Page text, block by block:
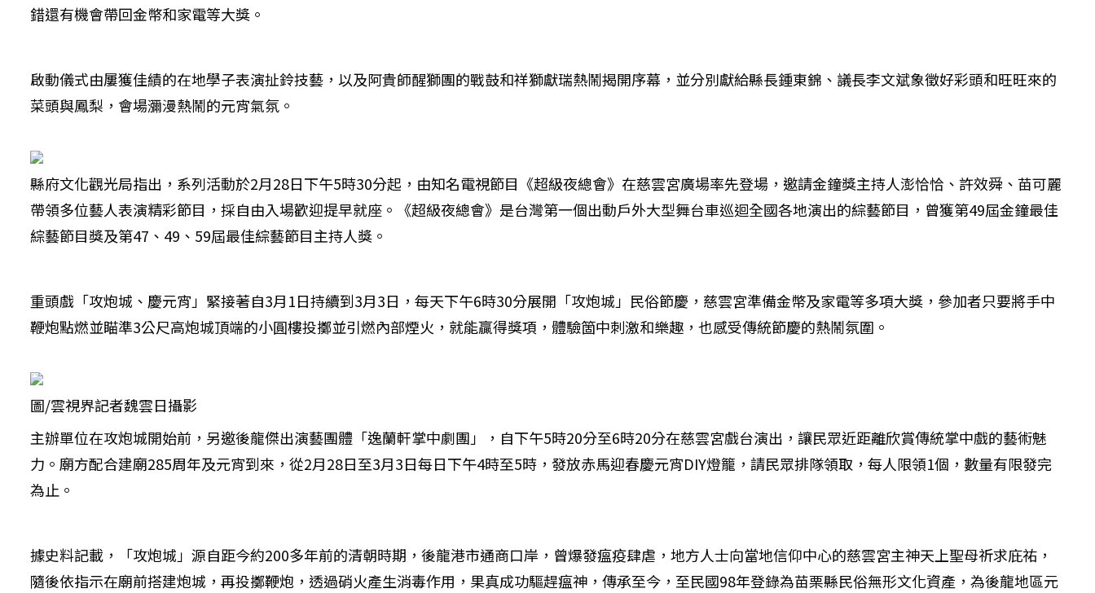
錯還有機會帶回金幣和家電等大獎。
啟動儀式由屢獲佳績的在地學子表演扯鈴技藝，以及阿貴師醒獅團的戰鼓和祥獅獻瑞熱鬧揭開序幕，並分別獻給縣長鍾東錦、議長李文斌象徵好彩頭和旺旺來的
菜頭與鳳梨，會場瀰漫熱鬧的元宵氣氛。
縣府文化觀光局指出，系列活動於2月28日下午5時30分起，由知名電視節目《超級夜總會》在慈雲宮廣場率先登場，邀請金鐘獎主持人澎恰恰、許效舜、苗可麗
帶領多位藝人表演精彩節目，採自由入場歡迎提早就座。《超級夜總會》是台灣第一個出動戶外大型舞台車巡迴全國各地演出的綜藝節目，曾獲第49屆金鐘最佳
綜藝節目獎及第47、49、59屆最佳綜藝節目主持人獎。
重頭戲「攻炮城、慶元宵」緊接著自3月1日持續到3月3日，每天下午6時30分展開「攻炮城」民俗節慶，慈雲宮準備金幣及家電等多項大獎，參加者只要將手中
鞭炮點燃並瞄準3公尺高炮城頂端的小圓樓投擲並引燃內部煙火，就能贏得獎項，體驗箇中刺激和樂趣，也感受傳統節慶的熱鬧氛圍。
圖/雲視界記者魏雲日攝影
主辦單位在攻炮城開始前，另邀後龍傑出演藝團體「逸蘭軒掌中劇團」，自下午5時20分至6時20分在慈雲宮戲台演出，讓民眾近距離欣賞傳統掌中戲的藝術魅
力。廟方配合建廟285周年及元宵到來，從2月28日至3月3日每日下午4時至5時，發放赤馬迎春慶元宵DIY燈籠，請民眾排隊領取，每人限領1個，數量有限發完
為止。
據史料記載，「攻炮城」源自距今約200多年前的清朝時期，後龍港市通商口岸，曾爆發瘟疫肆虐，地方人士向當地信仰中心的慈雲宮主神天上聖母祈求庇祐，
隨後依指示在廟前搭建炮城，再投擲鞭炮，透過硝火產生消毒作用，果真成功驅趕瘟神，傳承至今，至民國98年登錄為苗栗縣民俗無形文化資產，為後龍地區元